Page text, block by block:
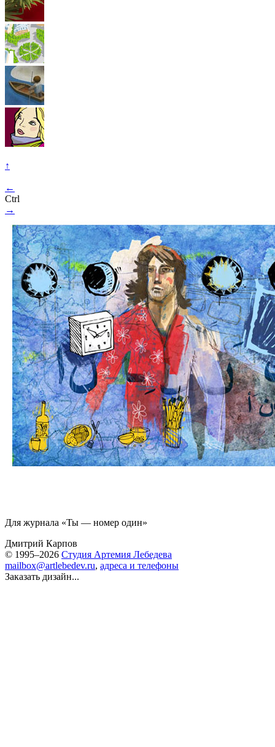
↑
←
Ctrl
→
Для журнала «Ты — номер один»
Дмитрий Карпов
© 1995–2026 Студия Артемия Лебедева
mailbox@artlebedev.ru, адреса и телефоны
Заказать дизайн...